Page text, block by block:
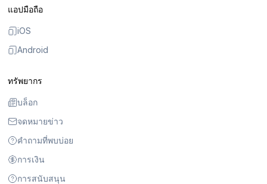
แอปมือถือ
iOS
Android
ทรัพยากร
บล็อก
จดหมายข่าว
คำถามที่พบบ่อย
การเงิน
การสนับสนุน